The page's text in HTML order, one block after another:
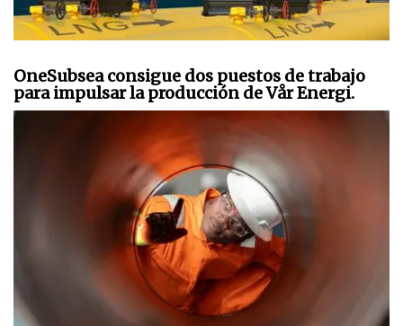
OneSubsea consigue dos puestos de trabajo
para impulsar la producción de Vår Energi.